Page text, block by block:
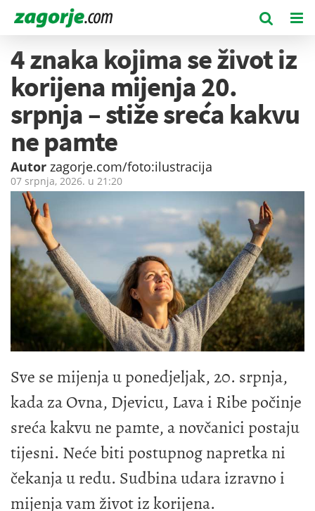
4 znaka kojima se život iz
korijena mijenja 20.
srpnja – stiže sreća kakvu
ne pamte
Autor zagorje.com/foto:ilustracija
07 srpnja, 2026. u 21:20
Sve se mijenja u ponedjeljak, 20. srpnja,
kada za Ovna, Djevicu, Lava i Ribe počinje
sreća kakvu ne pamte, a novčanici postaju
tijesni. Neće biti postupnog napretka ni
čekanja u redu. Sudbina udara izravno i
mijenja vam život iz korijena.